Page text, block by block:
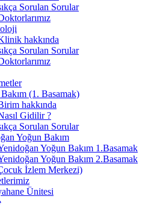
Sorulan Sorular
hakkında
Sorulan Sorular
(1. Basamak)
hakkında
Gidilir ?
Sorulan Sorular
Yoğun Bakım
Yoğun Bakım 1.Basamak
Yoğun Bakım 2.Basamak
İzlem Merkezi)
Ünitesi